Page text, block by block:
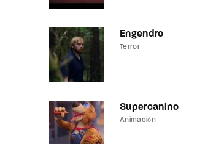
Engendro
Terror
Supercanino
Animación